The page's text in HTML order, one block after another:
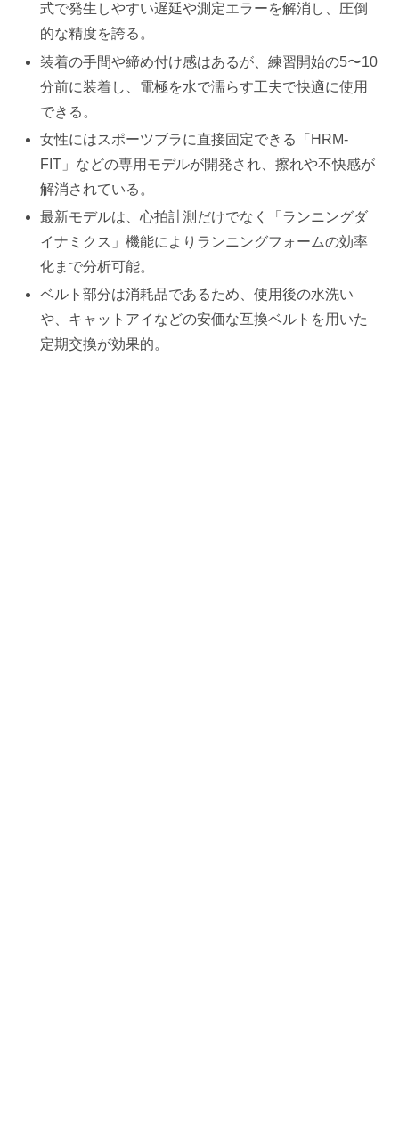
式で発生しやすい遅延や測定エラーを解消し、圧倒
的な精度を誇る。
装着の手間や締め付け感はあるが、練習開始の5〜10
分前に装着し、電極を水で濡らす工夫で快適に使用
できる。
女性にはスポーツブラに直接固定できる「HRM-
FIT」などの専用モデルが開発され、擦れや不快感が
解消されている。
最新モデルは、心拍計測だけでなく「ランニングダ
イナミクス」機能によりランニングフォームの効率
化まで分析可能。
ベルト部分は消耗品であるため、使用後の水洗い
や、キャットアイなどの安価な互換ベルトを用いた
定期交換が効果的。